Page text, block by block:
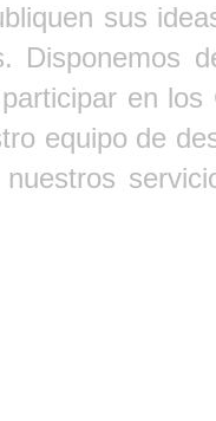
sus
Disponemos
en
equipo de